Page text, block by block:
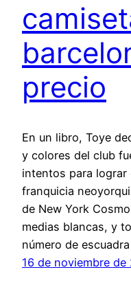
precio
En un libro, Toye
y colores del club
intentos para lograr
franquicia
de New York
medias blancas, y
número de
16 de noviembre de